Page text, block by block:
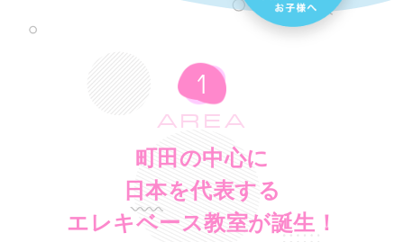
AREA
町田の中心に
日本を代表する
エレキベース教室が誕生！